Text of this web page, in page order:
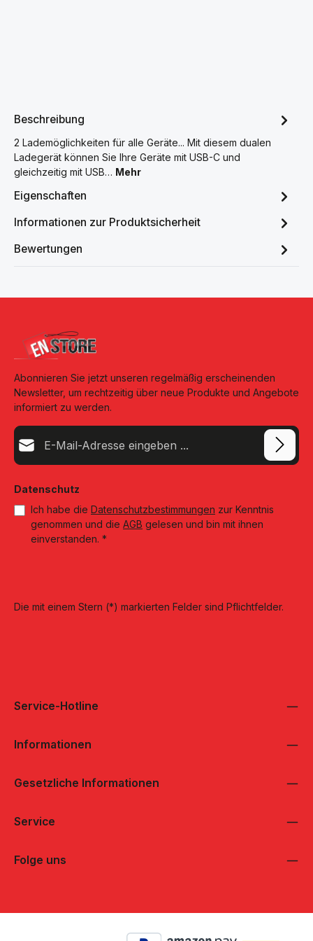
Beschreibung
2 Lademöglichkeiten für alle Geräte... Mit diesem dualen
Ladegerät können Sie Ihre Geräte mit USB-C und
gleichzeitig mit USB… Mehr
Eigenschaften
Informationen zur Produktsicherheit
Bewertungen
Abonnieren Sie jetzt unseren regelmäßig erscheinenden
Newsletter, um rechtzeitig über neue Produkte und Angebote
informiert zu werden.
E-Mail-Adresse*
Datenschutz
Ich habe die Datenschutzbestimmungen zur Kenntnis
genommen und die AGB gelesen und bin mit ihnen
einverstanden. *
Die mit einem Stern (*) markierten Felder sind Pflichtfelder.
Service-Hotline
Informationen
Gesetzliche Informationen
Service
Folge uns